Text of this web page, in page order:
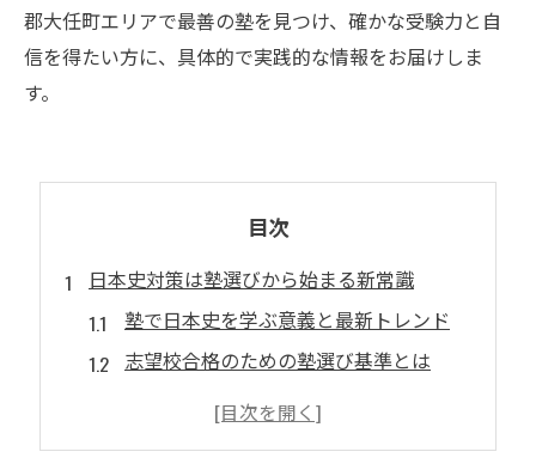
郡大任町エリアで最善の塾を見つけ、確かな受験力と自
信を得たい方に、具体的で実践的な情報をお届けしま
す。
目次
日本史対策は塾選びから始まる新常識
塾で日本史を学ぶ意義と最新トレンド
志望校合格のための塾選び基準とは
日本史に強い塾の共通点と特徴を解説